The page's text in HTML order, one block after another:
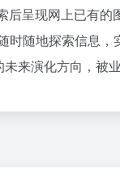
呈现网上已有
随地探索信息
来演化方向，被